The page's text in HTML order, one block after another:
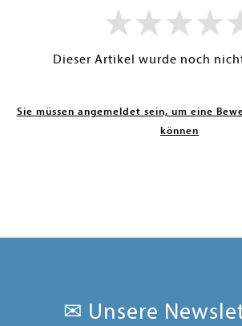
Dieser Artikel wurde noch
Sie müssen angemeldet sein, um eine
können
✉ Unsere